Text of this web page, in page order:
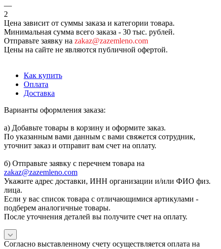
—
2
Цена зависит от суммы заказа и категории товара.
Минимальная сумма всего заказа - 30 тыс. рублей.
Отправьте заявку на zakaz@zazemleno.com
Цены на сайте не являются публичной офертой.
Как купить
Оплата
Доставка
Варианты оформления заказа:
а) Добавьте товары в корзину и оформите заказ.
По указанным вами данным с вами свяжется сотрудник,
уточнит заказ и отправит вам счет на оплату.
б) Отправьте заявку с перечнем товара на
zakaz@zazemleno.com
Укажите адрес доставки, ИНН организации и/или ФИО физ.
лица.
Если у вас список товара с отличающимися артикулами -
подберем аналогичные товары.
После уточнения деталей вы получите счет на оплату.
Согласно выставленному счету осуществляется оплата на